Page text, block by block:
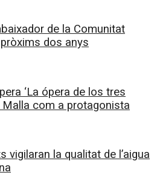
de la Comunitat
dos anys
‘La ópera de los tres
Malla com a protagonista
vigilaran la qualitat de l’aigua